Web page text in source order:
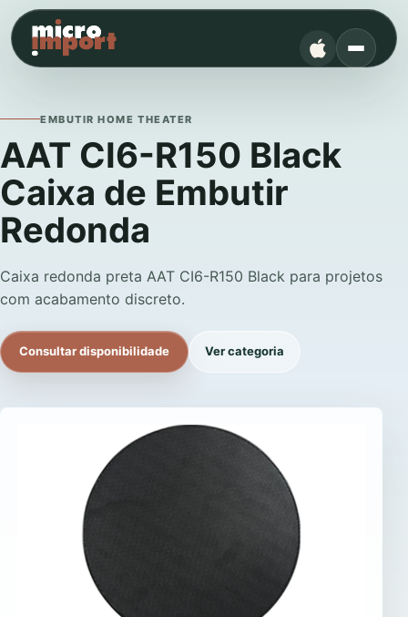
EMBUTIR HOME THEATER
AAT CI6-R150 Black
Caixa de Embutir
Redonda
Caixa redonda preta AAT CI6-R150 Black para projetos
com acabamento discreto.
Consultar disponibilidade Ver categoria